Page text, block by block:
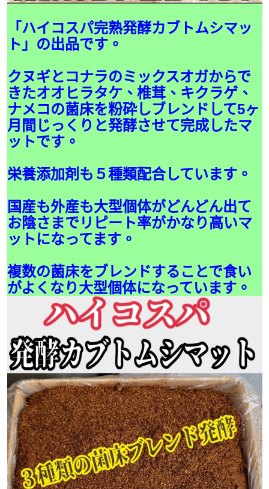
「ハイコスパ完熟発酵カブトムシマッ
ト」の出品です。
クヌギとコナラのミックスオガからで
きたオオヒラタケ、椎茸、キクラゲ、
ナメコの菌床を粉砕しブレンドして5ヶ
月間じっくりと発酵させて完成したマ
ットです。
栄養添加剤も５種類配合しています。
国産も外産も大型個体がどんどん出て
お陰さまでリピート率がかなり高いマ
ットになってます。
複数の菌床をブレンドすることで食い
がよくなり大型個体になっています。